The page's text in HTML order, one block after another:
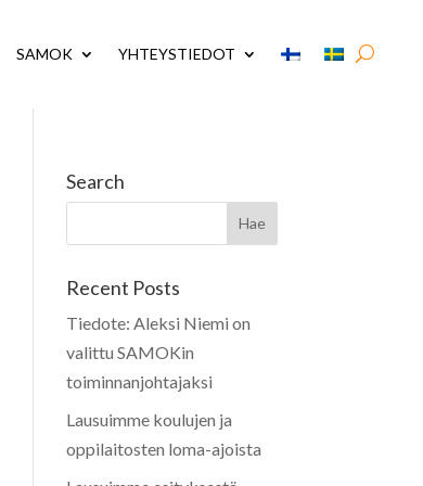
SAMOK YHTEYSTIEDOT
Search
Recent Posts
Tiedote: Aleksi Niemi on
valittu SAMOKin
toiminnanjohtajaksi
Lausuimme koulujen ja
oppilaitosten loma-ajoista